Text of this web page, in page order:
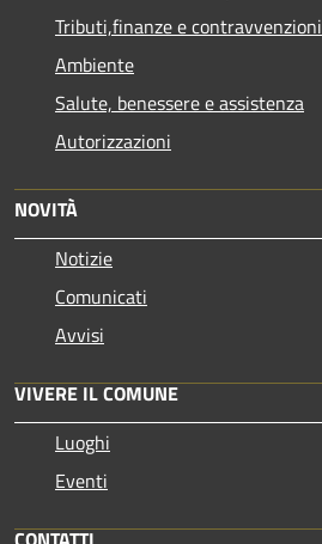
Tributi,finanze e contravvenzioni
Ambiente
Salute, benessere e assistenza
Autorizzazioni
NOVITÀ
Notizie
Comunicati
Avvisi
VIVERE IL COMUNE
Luoghi
Eventi